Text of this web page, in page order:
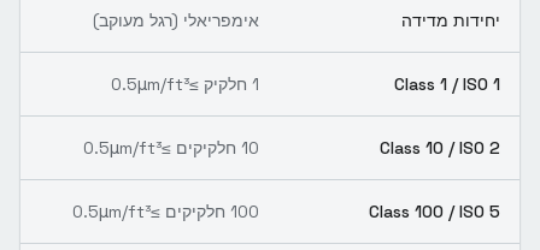
יחידות מדידה אימפריאלי (רגל מעוקב)
Class 1 / ISO 1 1 חלקיק ≥0.5μm/ft³
Class 10 / ISO 2 10 חלקיקים ≥0.5μm/ft³
Class 100 / ISO 5 100 חלקיקים ≥0.5μm/ft³